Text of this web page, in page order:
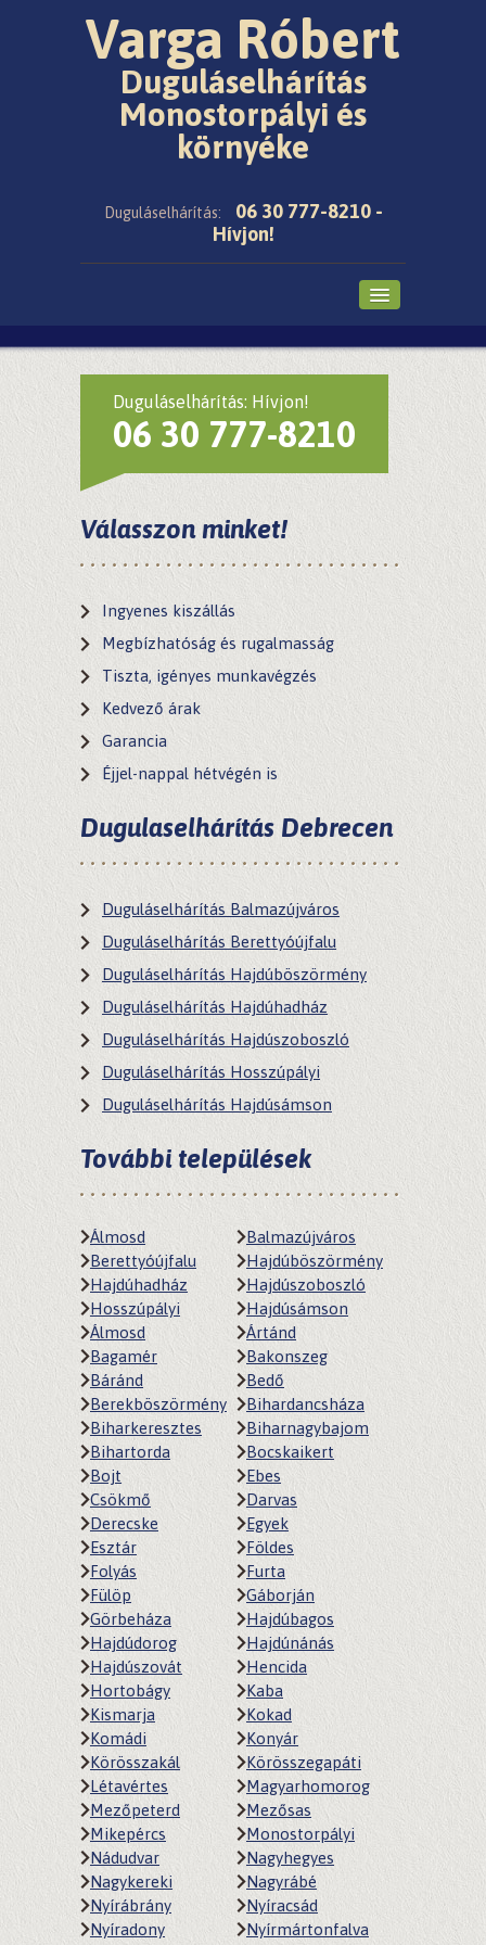
Varga Róbert
Duguláselhárítás
Monostorpályi és
környéke
Duguláselhárítás:
06 30 777-8210 -
Hívjon!
Főoldal
Árak
Kapcsolat
Duguláselhárítás: Hívjon!
06 30 777-8210
Válasszon minket!
Ingyenes kiszállás
Megbízhatóság és rugalmasság
Tiszta, igényes munkavégzés
Kedvező árak
Garancia
Éjjel-nappal hétvégén is
Dugulaselhárítás Debrecen
Duguláselhárítás Balmazújváros
Duguláselhárítás Berettyóújfalu
Duguláselhárítás Hajdúböszörmény
Duguláselhárítás Hajdúhadház
Duguláselhárítás Hajdúszoboszló
Duguláselhárítás Hosszúpályi
Duguláselhárítás Hajdúsámson
További települések
Álmosd
Balmazújváros
Berettyóújfalu
Hajdúböszörmény
Hajdúhadház
Hajdúszoboszló
Hosszúpályi
Hajdúsámson
Álmosd
Ártánd
Bagamér
Bakonszeg
Báránd
Bedő
Berekböszörmény
Bihardancsháza
Biharkeresztes
Biharnagybajom
Bihartorda
Bocskaikert
Bojt
Ebes
Csökmő
Darvas
Derecske
Egyek
Esztár
Földes
Folyás
Furta
Fülöp
Gáborján
Görbeháza
Hajdúbagos
Hajdúdorog
Hajdúnánás
Hajdúszovát
Hencida
Hortobágy
Kaba
Kismarja
Kokad
Komádi
Konyár
Körösszakál
Körösszegapáti
Létavértes
Magyarhomorog
Mezőpeterd
Mezősas
Mikepércs
Monostorpályi
Nádudvar
Nagyhegyes
Nagykereki
Nagyrábé
Nyírábrány
Nyíracsád
Nyíradony
Nyírmártonfalva